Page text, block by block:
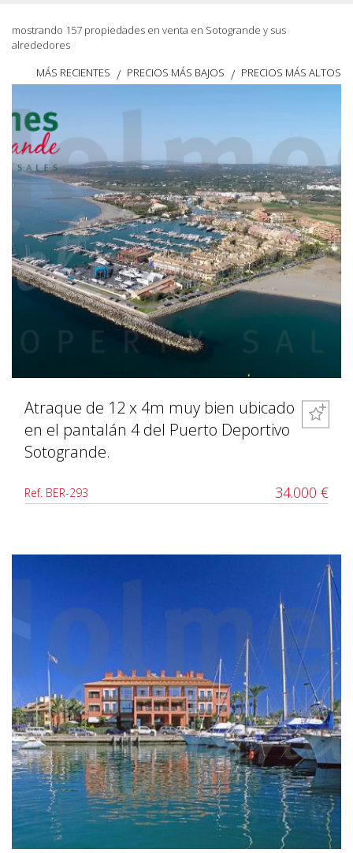
mostrando 157 propiedades en venta en Sotogrande y sus
alrededores
MÁS RECIENTES / PRECIOS MÁS BAJOS / PRECIOS MÁS ALTOS
Atraque de 12 x 4m muy bien ubicado
en el pantalán 4 del Puerto Deportivo
Sotogrande.
Ref. BER-293 34.000 €